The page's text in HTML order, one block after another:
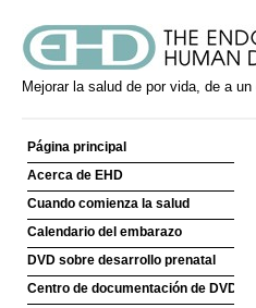
Mejorar la salud de por vida, de a
Página principal
Acerca de EHD
Cuando comienza la salud
Calendario del embarazo
DVD sobre desarrollo prenatal
Centro de documentación de DVD